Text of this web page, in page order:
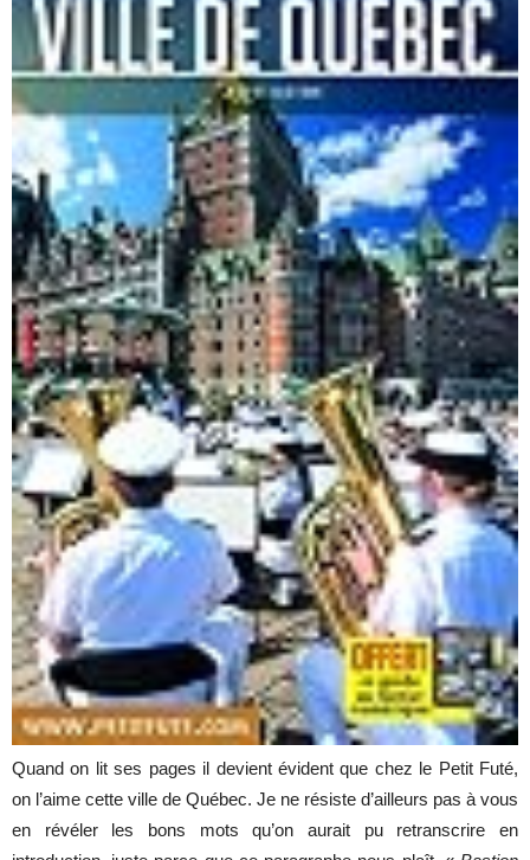
Quand on lit ses pages il devient évident que chez le Petit Futé,
on l’aime cette ville de Québec. Je ne résiste d’ailleurs pas à vous
en révéler les bons mots qu’on aurait pu retranscrire en